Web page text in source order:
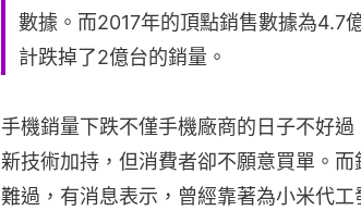
數據。而2017年的頂點銷售數據為4.7
計跌掉了2億台的銷量。
手機銷量下跌不僅手機廠商的日子不好
新技術加持，但消費者卻不願意買單。
難過，有消息表示，曾經靠著為小米代